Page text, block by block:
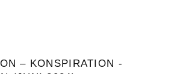
– KONSPIRATION -